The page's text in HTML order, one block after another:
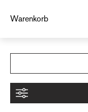
Warenkorb